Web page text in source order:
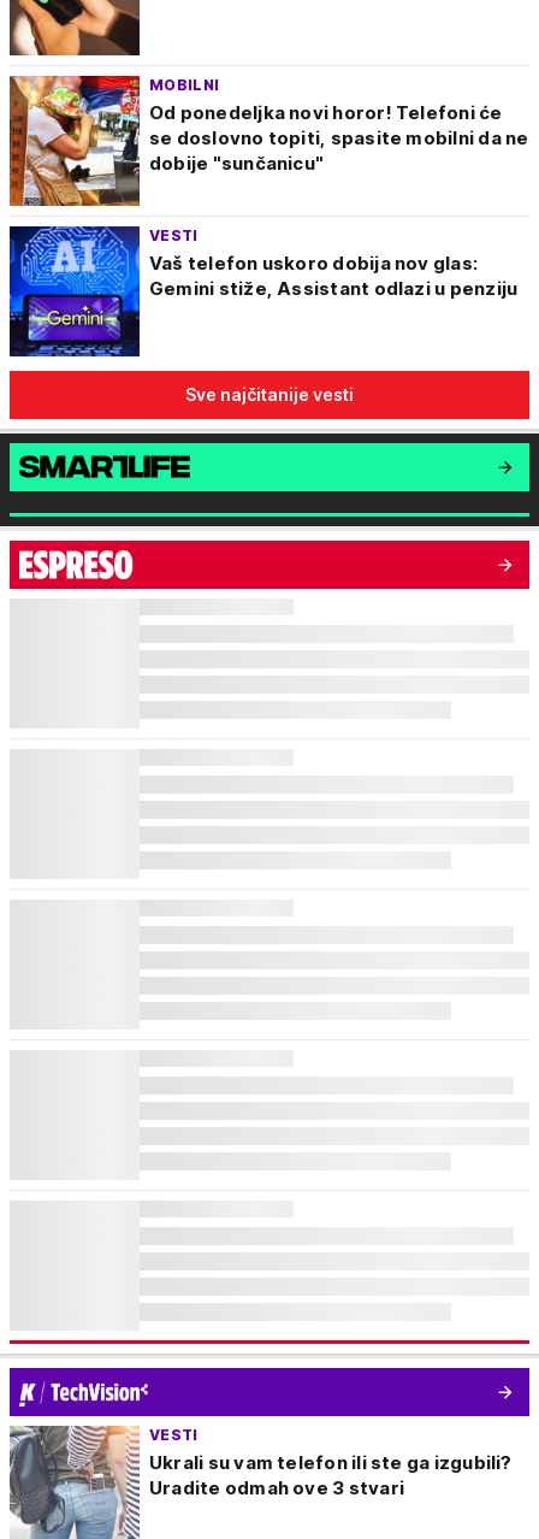
MOBILNI
Od ponedeljka novi horor! Telefoni će
se doslovno topiti, spasite mobilni da ne
dobije "sunčanicu"
VESTI
Vaš telefon uskoro dobija nov glas:
Gemini stiže, Assistant odlazi u penziju
Sve najčitanije vesti
VESTI
Ukrali su vam telefon ili ste ga izgubili?
Uradite odmah ove 3 stvari